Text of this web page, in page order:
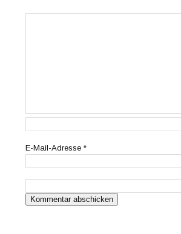
E-Mail-Adresse*